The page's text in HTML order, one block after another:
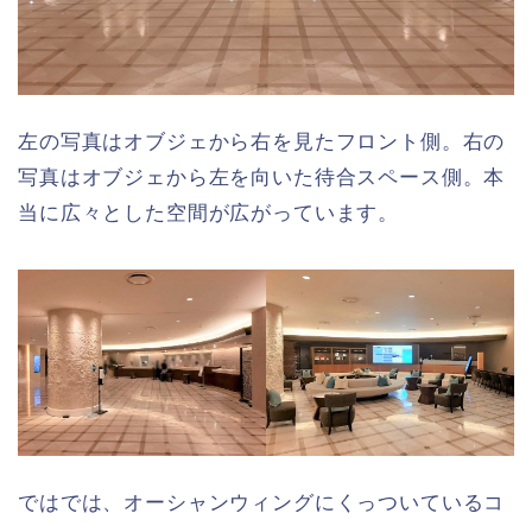
左の写真はオブジェから右を見たフロント側。右の
写真はオブジェから左を向いた待合スペース側。本
当に広々とした空間が広がっています。
ではでは、オーシャンウィングにくっついているコ